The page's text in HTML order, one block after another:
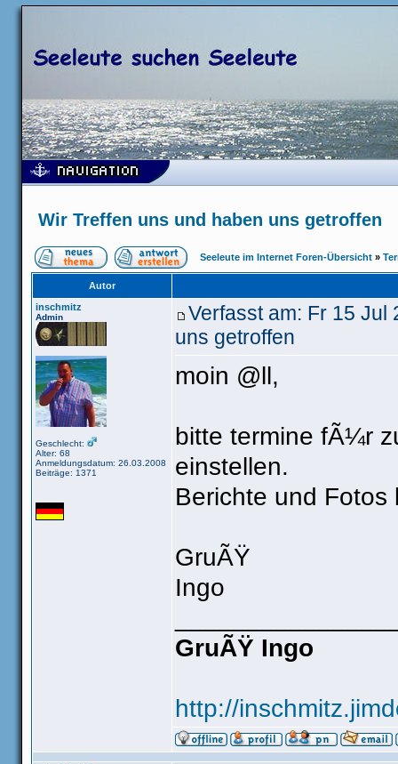
Wir Treffen uns und haben uns getroffen
Seeleute im Internet Foren-Übersicht »
Autor
inschmitz
Admin
Geschlecht:
Alter: 68
Anmeldungsdatum: 26.03.2008
Beiträge: 1371
Verfasst am: Fr 15
uns getroffen
moin @ll,
bitte termine fÃ¼r
einstellen.
Berichte und
GruÃŸ
Ingo
GruÃŸ Ingo
http://